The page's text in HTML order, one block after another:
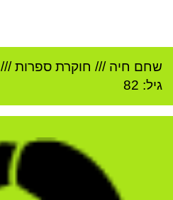
שחם חיה /// חוקרת ספרות ///
גיל: 82